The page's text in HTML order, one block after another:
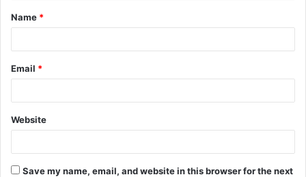
*
Name *
Email *
Website
Save my name, email, and website in this browser for the next